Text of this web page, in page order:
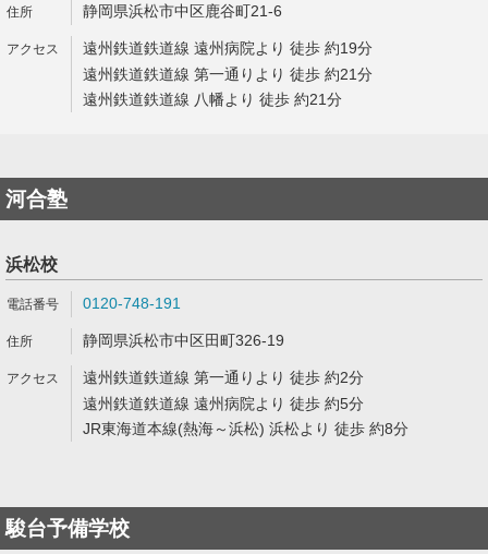
静岡県浜松市中区鹿谷町21-6
遠州鉄道鉄道線 遠州病院より 徒歩 約19分
遠州鉄道鉄道線 第一通りより 徒歩 約21分
遠州鉄道鉄道線 八幡より 徒歩 約21分
河合塾
浜松校
0120-748-191
静岡県浜松市中区田町326-19
遠州鉄道鉄道線 第一通りより 徒歩 約2分
遠州鉄道鉄道線 遠州病院より 徒歩 約5分
JR東海道本線(熱海～浜松) 浜松より 徒歩 約8分
駿台予備学校